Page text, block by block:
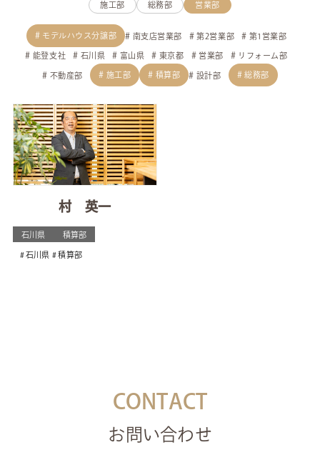
施工部 総務部 営業部
モデルハウス分譲部 南支店営業部 第2営業部 第1営業部
能登支社 石川県 富山県 東京都 営業部 リフォーム部
不動産部 施工部 積算部 設計部 総務部
村 英一
石川県 積算部
石川県 積算部
CONTACT
お問い合わせ